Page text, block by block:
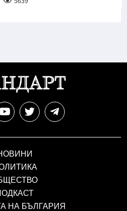
НА БЪЛГАРИЯ